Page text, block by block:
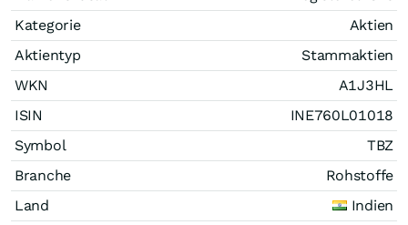
Kategorie
Aktien
Aktientyp
Stammaktien
WKN
A1J3HL
ISIN
INE760L01018
Symbol
TBZ
Branche
Rohstoffe
Land
Indien